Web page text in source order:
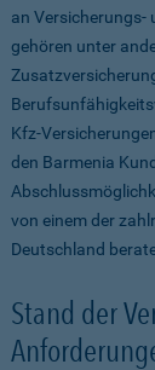
an Versicherungs-
gehören unter
Kfz-
den Barmenia
von einem der
Deutschland
Stand der